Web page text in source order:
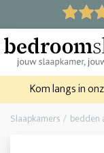
Kom langs in
Slaapkamers bedden